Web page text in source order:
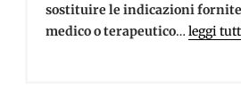
sostituire le indicazioni fornite
medico o terapeutico…leggi